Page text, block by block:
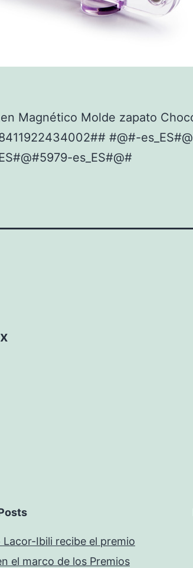
Magnético Molde zapato
#@#-
es_ES#@#
Lacor-Ibili recibe el premio
el marco de los Premios